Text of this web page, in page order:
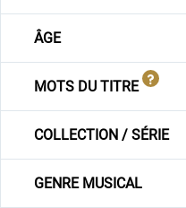
ÂGE
MOTS DU TITRE
COLLECTION / SÉRIE
GENRE MUSICAL